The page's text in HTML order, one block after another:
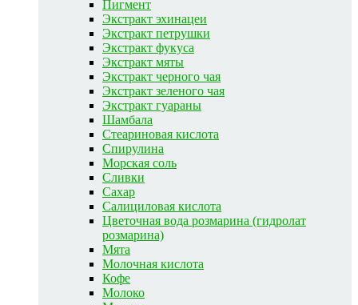
Пигмент
Экстракт эхинацеи
Экстракт петрушки
Экстракт фукуса
Экстракт мяты
Экстракт черного чая
Экстракт зеленого чая
Экстракт гуараны
Шамбала
Стеариновая кислота
Спирулина
Морская соль
Сливки
Сахар
Салициловая кислота
Цветочная вода розмарина (гидролат
розмарина)
Мята
Молочная кислота
Кофе
Молоко